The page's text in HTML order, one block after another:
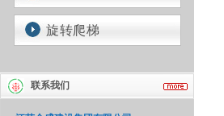
旋转爬梯
联系我们